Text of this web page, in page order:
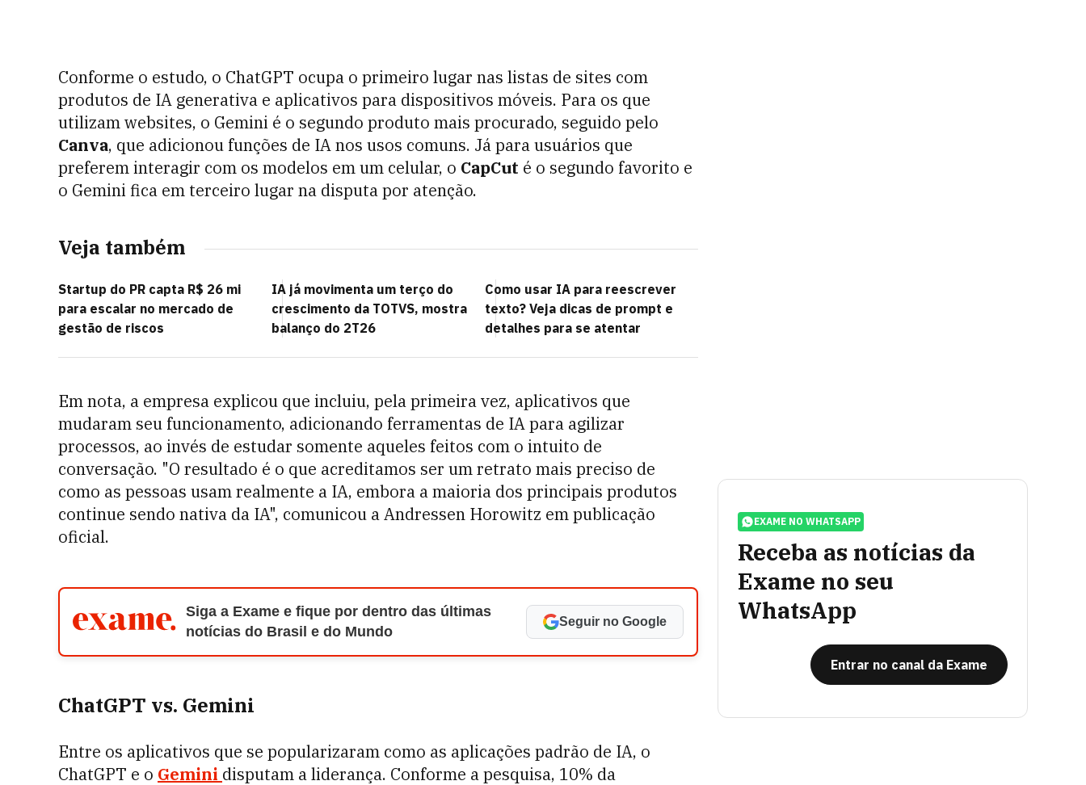
Conforme o estudo, o ChatGPT ocupa o primeiro lugar nas listas de sites com
produtos de IA generativa e aplicativos para dispositivos móveis. Para os que
utilizam websites, o Gemini é o segundo produto mais procurado, seguido pelo
Canva, que adicionou funções de IA nos usos comuns. Já para usuários que
preferem interagir com os modelos em um celular, o CapCut é o segundo favorito e
o Gemini fica em terceiro lugar na disputa por atenção.
Veja também
Startup do PR capta R$ 26 mi
para escalar no mercado de
gestão de riscos
IA já movimenta um terço do
crescimento da TOTVS, mostra
balanço do 2T26
Como usar IA para reescrever
texto? Veja dicas de prompt e
detalhes para se atentar
Em nota, a empresa explicou que incluiu, pela primeira vez, aplicativos que
mudaram seu funcionamento, adicionando ferramentas de IA para agilizar
processos, ao invés de estudar somente aqueles feitos com o intuito de
conversação. "O resultado é o que acreditamos ser um retrato mais preciso de
como as pessoas usam realmente a IA, embora a maioria dos principais produtos
continue sendo nativa da IA", comunicou a Andressen Horowitz em publicação
oficial.
Siga a Exame e fique por dentro das últimas
notícias do Brasil e do Mundo
Seguir no Google
ChatGPT vs. Gemini
Entre os aplicativos que se popularizaram como as aplicações padrão de IA, o
ChatGPT e o Gemini disputam a liderança. Conforme a pesquisa, 10% da
EXAME NO WHATSAPP
Receba as notícias da
Exame no seu
WhatsApp
Entrar no canal da Exame